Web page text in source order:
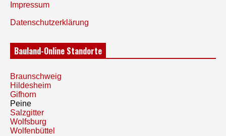
Impressum
Datenschutzerklärung
Bauland-Online Standorte
Braunschweig
Hildesheim
Gifhorn
Peine
Salzgitter
Wolfsburg
Wolfenbüttel